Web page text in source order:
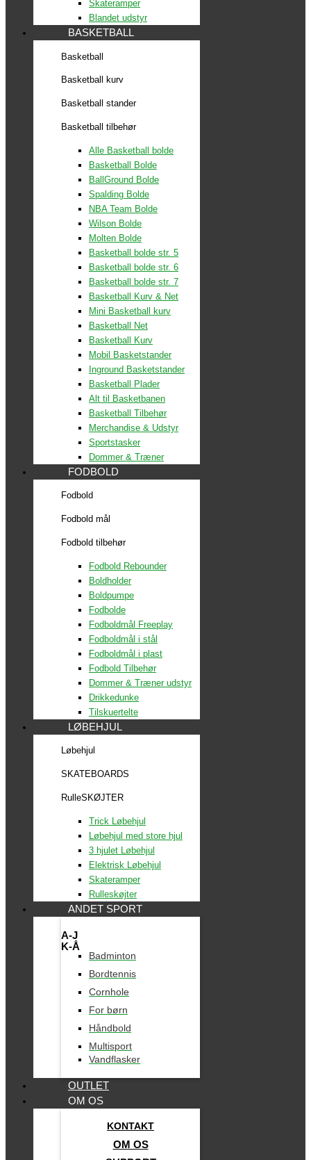
Skateramper
Blandet udstyr
BASKETBALL
Basketball
Basketball kurv
Basketball stander
Basketball tilbehør
Alle Basketball bolde
Basketball Bolde
BallGround Bolde
Spalding Bolde
NBA Team Bolde
Wilson Bolde
Molten Bolde
Basketball bolde str. 5
Basketball bolde str. 6
Basketball bolde str. 7
Basketball Kurv & Net
Mini Basketball kurv
Basketball Net
Basketball Kurv
Mobil Basketstander
Inground Basketstander
Basketball Plader
Alt til Basketbanen
Basketball Tilbehør
Merchandise & Udstyr
Sportstasker
Dommer & Træner
FODBOLD
Fodbold
Fodbold mål
Fodbold tilbehør
Fodbold Rebounder
Boldholder
Boldpumpe
Fodbolde
Fodboldmål Freeplay
Fodboldmål i stål
Fodboldmål i plast
Fodbold Tilbehør
Dommer & Træner udstyr
Drikkedunke
Tilskuertelte
LØBEHJUL
Løbehjul
SKATEBOARDS
RulleSKØJTER
Trick Løbehjul
Løbehjul med store hjul
3 hjulet Løbehjul
Elektrisk Løbehjul
Skateramper
Rulleskøjter
ANDET SPORT
A-J
K-Å
Badminton
Bordtennis
Cornhole
For børn
Håndbold
Multisport
Vandflasker
OUTLET
OM OS
KONTAKT
OM OS